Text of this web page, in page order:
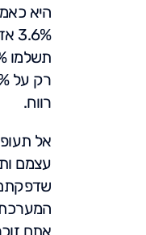
היא
3.6% אז
רווח.
אל
עצמם
אתם